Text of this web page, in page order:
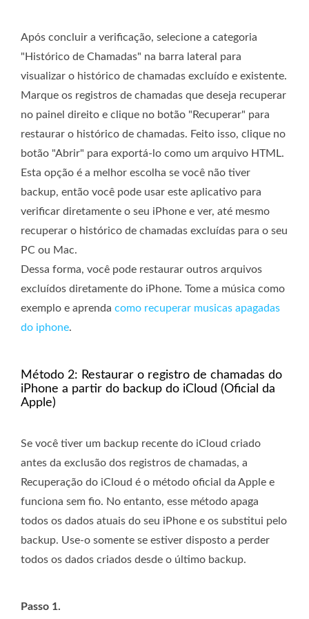
Após concluir a verificação, selecione a categoria
"Histórico de Chamadas" na barra lateral para
visualizar o histórico de chamadas excluído e existente.
Marque os registros de chamadas que deseja recuperar
no painel direito e clique no botão "Recuperar" para
restaurar o histórico de chamadas. Feito isso, clique no
botão "Abrir" para exportá-lo como um arquivo HTML.
Esta opção é a melhor escolha se você não tiver
backup, então você pode usar este aplicativo para
verificar diretamente o seu iPhone e ver, até mesmo
recuperar o histórico de chamadas excluídas para o seu
PC ou Mac.
Dessa forma, você pode restaurar outros arquivos
excluídos diretamente do iPhone. Tome a música como
exemplo e aprenda como recuperar musicas apagadas
do iphone.
Método 2: Restaurar o registro de chamadas do
iPhone a partir do backup do iCloud (Oficial da
Apple)
Se você tiver um backup recente do iCloud criado
antes da exclusão dos registros de chamadas, a
Recuperação do iCloud é o método oficial da Apple e
funciona sem fio. No entanto, esse método apaga
todos os dados atuais do seu iPhone e os substitui pelo
backup. Use-o somente se estiver disposto a perder
todos os dados criados desde o último backup.
Passo 1.